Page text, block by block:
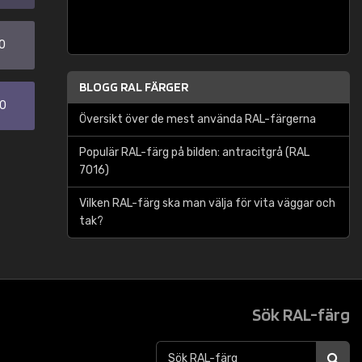
BLOGG RAL FÄRGER
Översikt över de mest använda RAL-färgerna
Populär RAL-färg på bilden: antracitgrå (RAL
7016)
Vilken RAL-färg ska man välja för vita väggar och
tak?
Sök RAL-färg